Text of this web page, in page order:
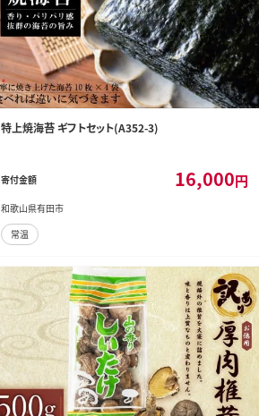
特上焼海苔 ギフトセット(A352-3)
寄付金額 16,000円
和歌山県有田市
常温